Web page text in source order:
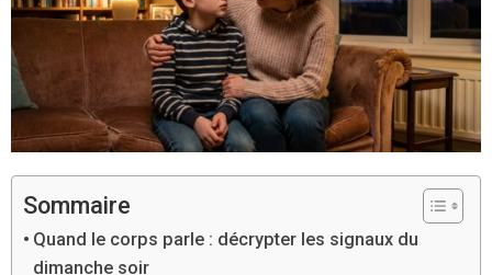
Sommaire
Quand le corps parle : décrypter les signaux du
dimanche soir